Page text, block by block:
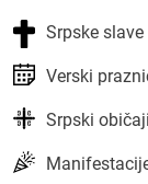
Srpske slave
Verski
Srpski običaji